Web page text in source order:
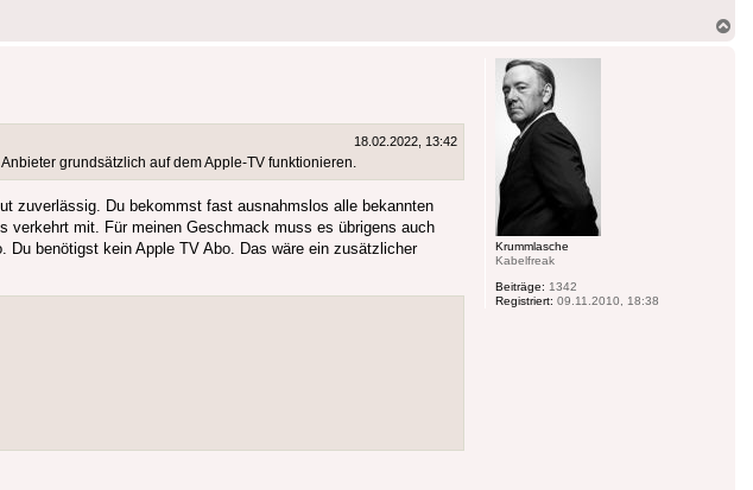
Krummlasche
Kabelfreak
Beiträge: 1342
Registriert: 09.11.2010, 18:38
18.02.2022, 13:42
grundsätzlich auf dem Apple-TV funktionieren.
zuverlässig. Du bekommst fast ausnahmslos alle bekannten
mit. Für meinen Geschmack muss es übrigens auch
benötigst kein Apple TV Abo. Das wäre ein zusätzlicher